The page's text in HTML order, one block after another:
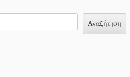
Αναζήτηση